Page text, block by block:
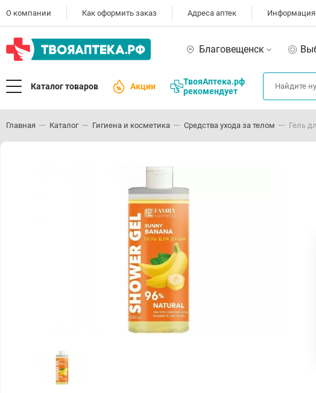
О компании Как оформить заказ Адреса аптек Информация
Благовещенск
Каталог товаров Акции
ТвояАптека.рф
рекомендует
Главная Каталог Гигиена и косметика Средства ухода за телом Гель